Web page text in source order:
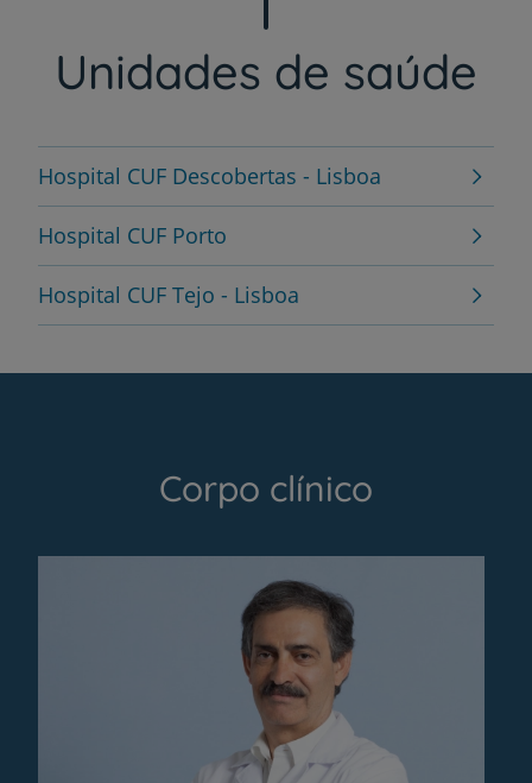
Unidades de saúde
Hospital CUF Descobertas - Lisboa
Hospital CUF Porto
Hospital CUF Tejo - Lisboa
Corpo clínico